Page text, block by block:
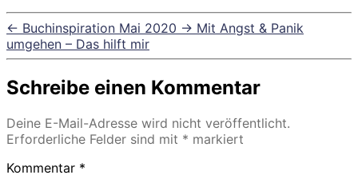
← Buchinspiration Mai 2020 → Mit Angst & Panik
umgehen – Das hilft mir
Schreibe einen Kommentar
Deine E-Mail-Adresse wird nicht veröffentlicht.
Erforderliche Felder sind mit * markiert
Kommentar *